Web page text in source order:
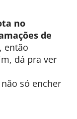
no
de
, então
dá pra ver
não só encher